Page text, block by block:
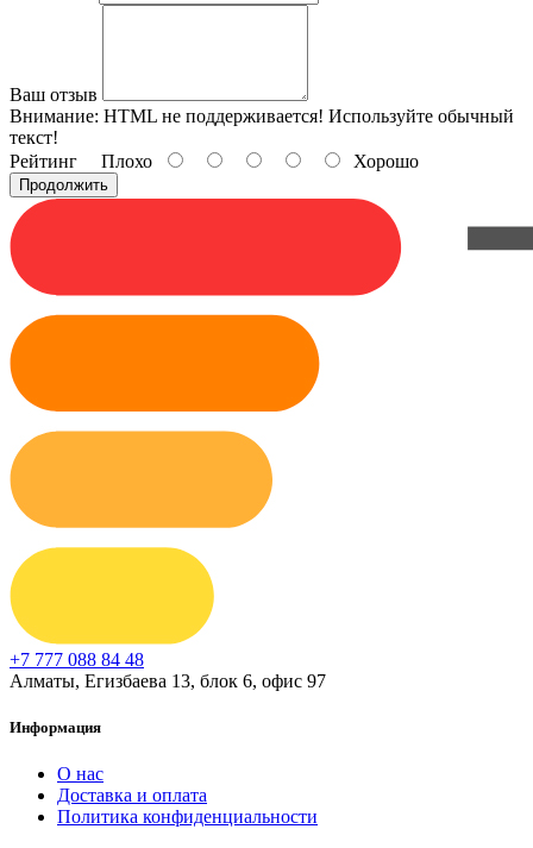
Ваш отзыв
Внимание: HTML не поддерживается! Используйте обычный
текст!
Рейтинг Плохо Хорошо
Продолжить
+7 777 088 84 48
Алматы, Егизбаева 13, блок 6, офис 97
Информация
О нас
Доставка и оплата
Политика конфиденциальности